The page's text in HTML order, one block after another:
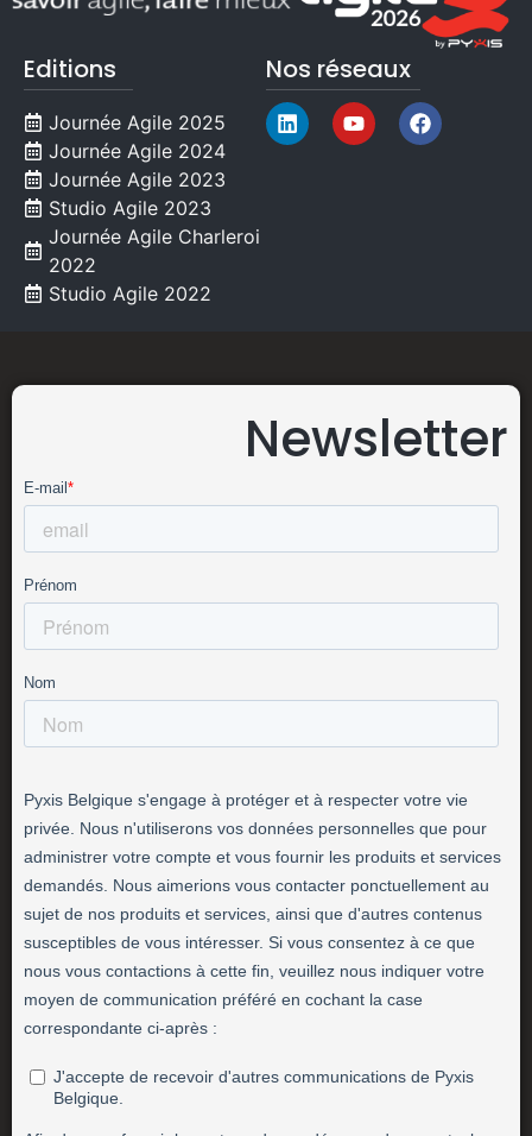
Editions
Journée Agile 2025
Journée Agile 2024
Journée Agile 2023
Studio Agile 2023
Journée Agile Charleroi
2022
Studio Agile 2022
Nos réseaux
Newsletter